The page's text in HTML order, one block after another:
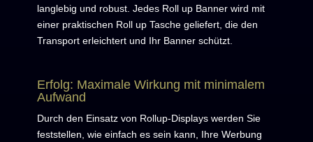
langlebig und robust. Jedes Roll up Banner wird mit
einer praktischen Roll up Tasche geliefert, die den
Transport erleichtert und Ihr Banner schützt.
Erfolg: Maximale Wirkung mit minimalem
Aufwand
Durch den Einsatz von Rollup-Displays werden Sie
feststellen, wie einfach es sein kann, Ihre Werbung